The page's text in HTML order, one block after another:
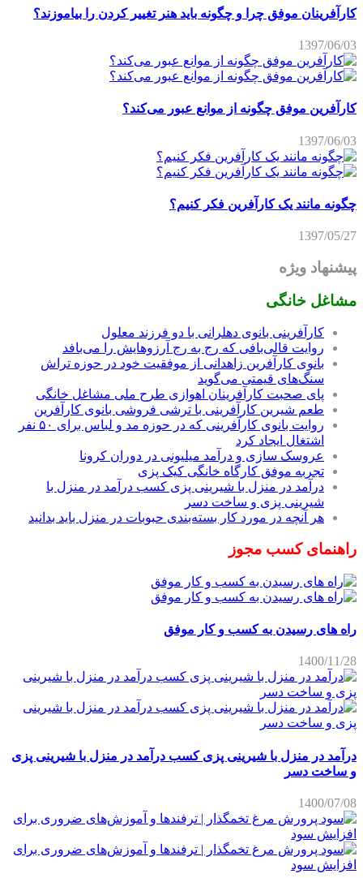
کارآفرینان موفق چرا و چگونه باید هنر تغییر کردن را بیاموزند؟
1397/06/03
کارآفرین موفق چگونه از موانع عبور می‌کند؟
1397/06/03
چگونه مانند یک کارآفرین فکر کنیم؟
1397/05/27
پیشنهاد ویژه
مشاغل خانگی
کارآفرینی بانوی دهلرانی با دو فرزند معلول
روایت قالی‌بافی که رج به رج آرزوهایش را می‌بافد
بانوی کارآفرین زاهدانی از موفقیت خود در حوزه تراش
سنگ‌های قیمتی می‌گوید
پای صحبت کارآفرینان اهوازی طرح ملی مشاغل خانگی
طعم شیرین کارآفرینی با ترشی فروشی بانوی کارآفرین
روایت بانوی کارآفرینی که در حوزه مد و لباس برای ۵۰ نفر
اشتغال ایجاد کرد
عروسک سازی و درآمد میلیونی در دوران کرونا
تجربه موفق کارگاه خانگی کیک پزی
درآمد در منزل با شیرینی پزی کسب درآمد در منزل با
شیرینی پزی و ساخت دسر
هر آنچه در مورد کار بسته‌بندی حبوبات در منزل باید بدانید
راهنمای کسب مجوز
راه های رسیدن به کسب و کار موفق
1400/11/28
درآمد در منزل با شیرینی پزی کسب درآمد در منزل با شیرینی پزی
و ساخت دسر
1400/07/08